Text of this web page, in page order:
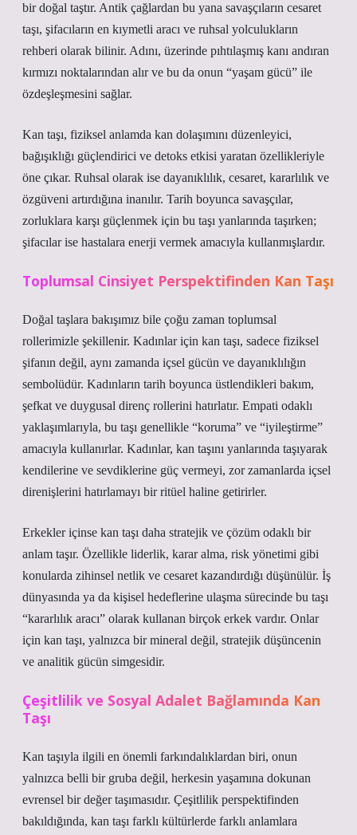
bir doğal taştır. Antik çağlardan bu yana savaşçıların cesaret
taşı, şifacıların en kıymetli aracı ve ruhsal yolculukların
rehberi olarak bilinir. Adını, üzerinde pıhtılaşmış kanı andıran
kırmızı noktalarından alır ve bu da onun “yaşam gücü” ile
özdeşleşmesini sağlar.
Kan taşı, fiziksel anlamda kan dolaşımını düzenleyici,
bağışıklığı güçlendirici ve detoks etkisi yaratan özellikleriyle
öne çıkar. Ruhsal olarak ise dayanıklılık, cesaret, kararlılık ve
özgüveni artırdığına inanılır. Tarih boyunca savaşçılar,
zorluklara karşı güçlenmek için bu taşı yanlarında taşırken;
şifacılar ise hastalara enerji vermek amacıyla kullanmışlardır.
Toplumsal Cinsiyet Perspektifinden Kan Taşı
Doğal taşlara bakışımız bile çoğu zaman toplumsal
rollerimizle şekillenir. Kadınlar için kan taşı, sadece fiziksel
şifanın değil, aynı zamanda içsel gücün ve dayanıklılığın
sembolüdür. Kadınların tarih boyunca üstlendikleri bakım,
şefkat ve duygusal direnç rollerini hatırlatır. Empati odaklı
yaklaşımlarıyla, bu taşı genellikle “koruma” ve “iyileştirme”
amacıyla kullanırlar. Kadınlar, kan taşını yanlarında taşıyarak
kendilerine ve sevdiklerine güç vermeyi, zor zamanlarda içsel
direnişlerini hatırlamayı bir ritüel haline getirirler.
Erkekler içinse kan taşı daha stratejik ve çözüm odaklı bir
anlam taşır. Özellikle liderlik, karar alma, risk yönetimi gibi
konularda zihinsel netlik ve cesaret kazandırdığı düşünülür. İş
dünyasında ya da kişisel hedeflerine ulaşma sürecinde bu taşı
“kararlılık aracı” olarak kullanan birçok erkek vardır. Onlar
için kan taşı, yalnızca bir mineral değil, stratejik düşüncenin
ve analitik gücün simgesidir.
Çeşitlilik ve Sosyal Adalet Bağlamında Kan
Taşı
Kan taşıyla ilgili en önemli farkındalıklardan biri, onun
yalnızca belli bir gruba değil, herkesin yaşamına dokunan
evrensel bir değer taşımasıdır. Çeşitlilik perspektifinden
bakıldığında, kan taşı farklı kültürlerde farklı anlamlara